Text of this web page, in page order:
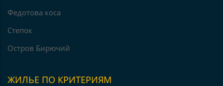
Федотова коса
Степок
Остров Бирючий
ЖИЛЬЕ ПО КРИТЕРИЯМ